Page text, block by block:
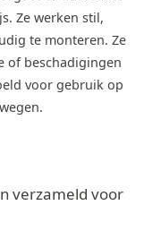
Ze werken stil,
te monteren. Ze
of beschadigingen
voor gebruik op
verzameld voor